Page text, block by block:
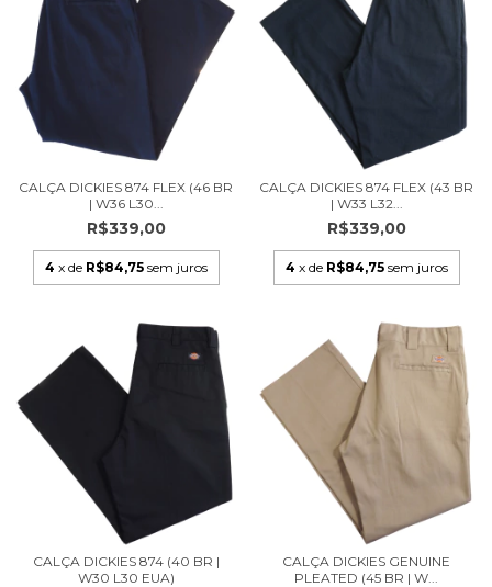
CALÇA DICKIES 874 FLEX (46 BR
| W36 L30...
R$339,00
4 x de R$84,75 sem juros
CALÇA DICKIES 874 FLEX (43 BR
| W33 L32...
R$339,00
4 x de R$84,75 sem juros
CALÇA DICKIES 874 (40 BR |
W30 L30 EUA)
CALÇA DICKIES GENUINE
PLEATED (45 BR | W...